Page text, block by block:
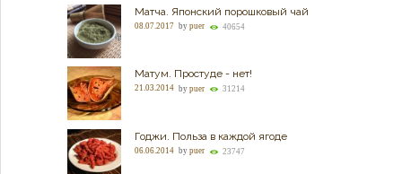
Матча. Японский порошковый чай
08.07.2017 by puer 40654
Матум. Простуде - нет!
21.03.2014 by puer 31214
Годжи. Польза в каждой ягоде
06.06.2014 by puer 23747